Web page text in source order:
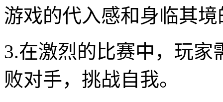
游戏的代入感和身临其
3.在激烈的比赛中，玩
败对手，挑战自我。